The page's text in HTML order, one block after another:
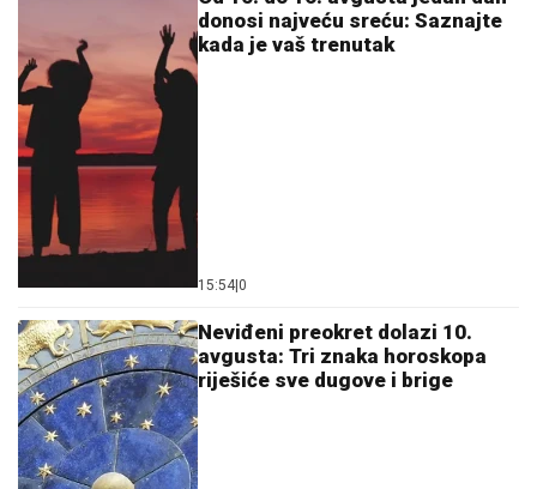
donosi najveću sreću: Saznajte
kada je vaš trenutak
15:54 0
Neviđeni preokret dolazi 10.
avgusta: Tri znaka horoskopa
riješiće sve dugove i brige